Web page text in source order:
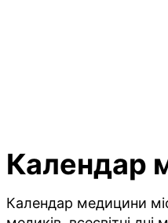
Календар
Календар медицини